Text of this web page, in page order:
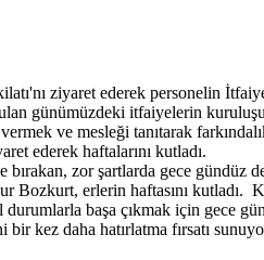
ziyaret ederek personelin
günümüzdeki itfaiyelerin
ve mesleği tanıtarak
ederek haftalarını kutladı.
zor şartlarda gece
Bozkurt, erlerin haftasını
başa çıkmak için gece
kez daha hatırlatma fırsatı